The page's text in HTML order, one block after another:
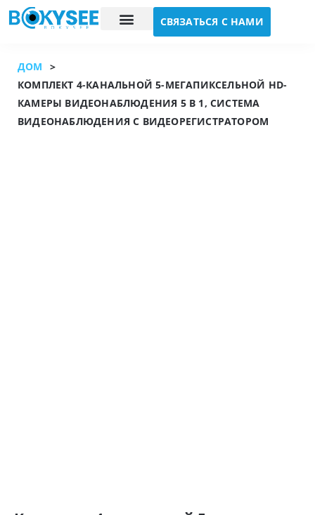
СВЯЗАТЬСЯ С НАМИ
ДОМ
>
КОМПЛЕКТ 4-КАНАЛЬНОЙ 5-МЕГАПИКСЕЛЬНОЙ HD-
КАМЕРЫ ВИДЕОНАБЛЮДЕНИЯ 5 В 1, СИСТЕМА
ВИДЕОНАБЛЮДЕНИЯ С ВИДЕОРЕГИСТРАТОРОМ